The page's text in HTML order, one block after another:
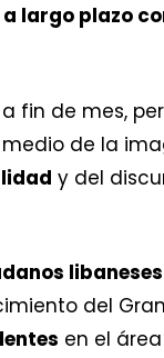
largo plazo
fin de mes,
de la
y del
del Gran
en el